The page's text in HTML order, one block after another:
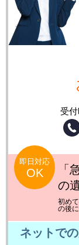
受
即日対応
OK
「
の
初め
の後
ネットで